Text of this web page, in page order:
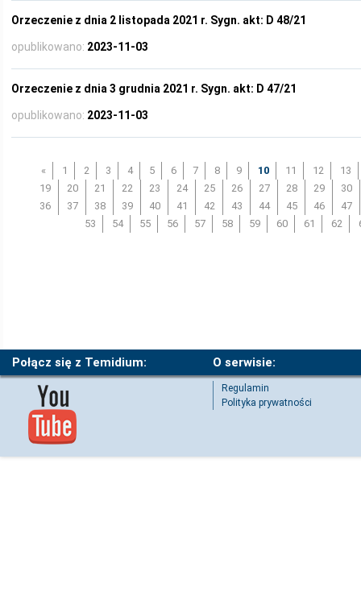
Orzeczenie z dnia 2 listopada 2021 r. Sygn. akt: D 48/21
opublikowano: 2023-11-03
Orzeczenie z dnia 3 grudnia 2021 r. Sygn. akt: D 47/21
opublikowano: 2023-11-03
« 1 2 3 4 5 6 7 8 9 10 11 12
13
19
20 21 22 23 24 25 26 27 28 29
30
36
37 38 39 40 41 42 43 44 45 46
47
53
54 55 56 57 58 59 60 61 62
Połącz się z Temidium: O serwisie:
Regulamin
Polityka prywatności